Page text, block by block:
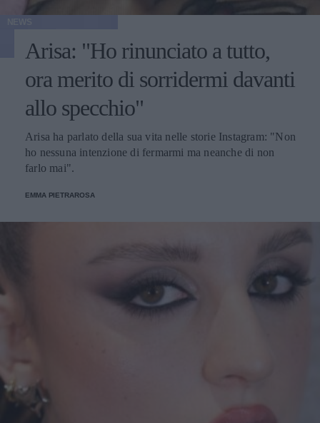
Arisa: "Ho rinunciato a tutto,
ora merito di sorridermi davanti
allo specchio"
Arisa ha parlato della sua vita nelle storie Instagram: "Non
ho nessuna intenzione di fermarmi ma neanche di non
farlo mai".
EMMA PIETRAROSA